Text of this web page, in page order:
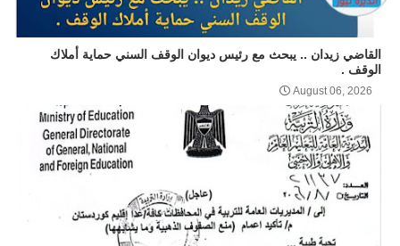
القاضي زيدان .. يبحث مع رئيس ديوان الوقف السني حماية أملاك
الوقف .
August 06, 2026